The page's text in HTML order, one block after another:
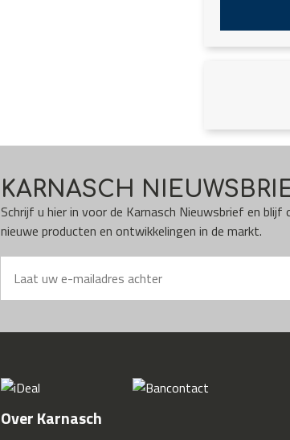
KARNASCH
Schrijf u hier in voor de Karnasch Nieuwsbrief en
nieuwe producten en ontwikkelingen in de markt.
Over Karnasch